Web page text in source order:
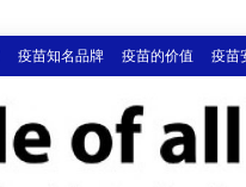
疫苗知名品牌 疫苗的价值 疫苗